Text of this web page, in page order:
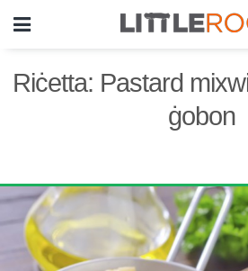
Riċetta: Pastard
ġobon